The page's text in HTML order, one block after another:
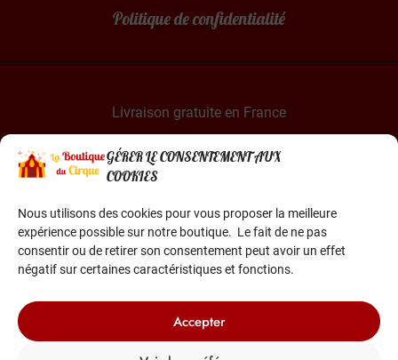
GÉRER LE CONSENTEMENT AUX
COOKIES
Nous utilisons des cookies pour vous proposer la meilleure
expérience possible sur notre boutique. Le fait de ne pas
consentir ou de retirer son consentement peut avoir un effet
négatif sur certaines caractéristiques et fonctions.
Accepter
Politique de confidentialité
Livraison gratuite en France
Paiement sécurisé par Stripe & PayPal
La Boutique du Cirque est une entreprise française
Basée dans le sud de la France